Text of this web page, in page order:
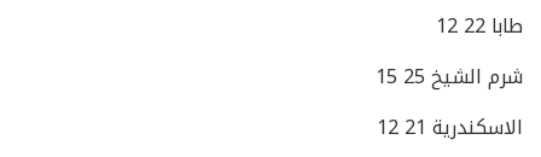
طابا 22 12
شرم الشيخ 25 15
الاسكندرية 21 12